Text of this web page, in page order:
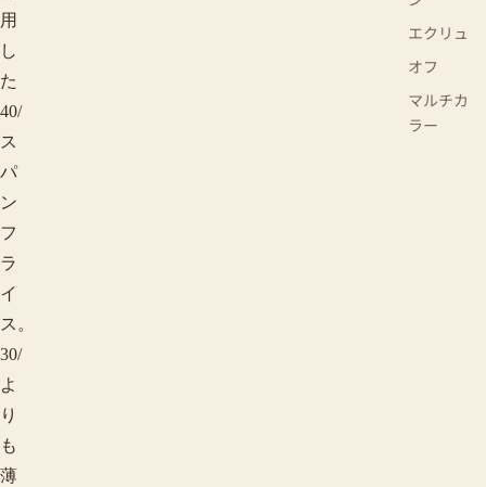
エクリュ
オフ
マルチカ
ラー
用
し
た
40/
ス
パ
ン
フ
ラ
イ
ス。
30/
よ
り
も
薄